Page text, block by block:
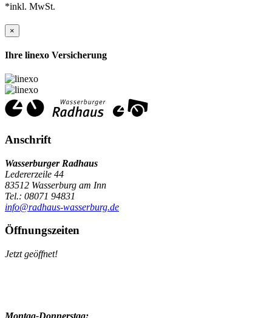
*inkl. MwSt.
×
Ihre linexo Versicherung
Anschrift
Wasserburger Radhaus
Ledererzeile 44
83512 Wasserburg am Inn
Tel.: 08071 94831
info@radhaus-wasserburg.de
Öffnungszeiten
Jetzt geöffnet!
Montag-Donnerstag: